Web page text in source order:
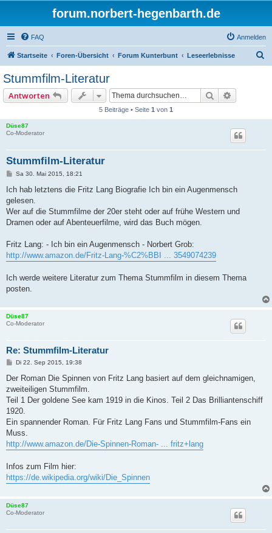
forum.norbert-hegenbarth.de
FAQ Anmelden
Startseite Foren-Übersicht Forum Kunterbunt Leseerlebnisse
Stummfilm-Literatur
Antworten Suche
5 Beiträge • Seite 1 von 1
Düse87
Co-Moderator
Stummfilm-Literatur
B
i
r
a
Sa 30. Mai 2015, 18:21
Ich hab letztens die Fritz Lang Biografie Ich bin ein Augenmensch
gelesen.
Wer auf die Stummfilme der 20er steht oder auf frühe Western und
Dramen oder auf Abenteuerfilme, wird das Buch mögen.
Fritz Lang: - Ich bin ein Augenmensch - Norbert Grob:
http://www.amazon.de/Fritz-Lang-%C2%BBI ... 3549074239
Ich werde weitere Literatur zum Thema Stummfilm in diesem Thema
posten.
Düse87
Co-Moderator
Re: Stummfilm-Literatur
B
i
r
a
Di 22. Sep 2015, 19:38
Der Roman Die Spinnen von Fritz Lang basiert auf dem gleichnamigen,
zweiteiligen Stummfilm.
Teil 1 Der goldene See kam 1919 in die Kinos. Teil 2 Das Brilliantenschiff
1920.
Ein spannender Roman. Für Fritz Lang Fans und Stummfilm-Fans ein
Muss.
http://www.amazon.de/Die-Spinnen-Roman- ... fritz+lang
Infos zum Film hier:
https://de.wikipedia.org/wiki/Die_Spinnen
Düse87
Co-Moderator